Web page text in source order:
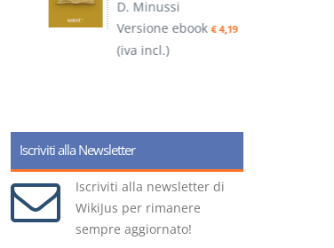
D. Minussi
Versione ebook€ 4,19
(iva incl.)
Iscriviti alla Newsletter
Iscriviti alla newsletter di
WikiJus per rimanere
sempre aggiornato!